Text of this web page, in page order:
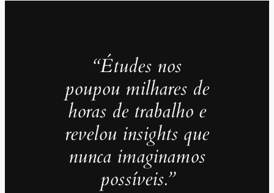
“Études nos
poupou milhares de
horas de trabalho e
revelou insights que
nunca imaginamos
possíveis.”